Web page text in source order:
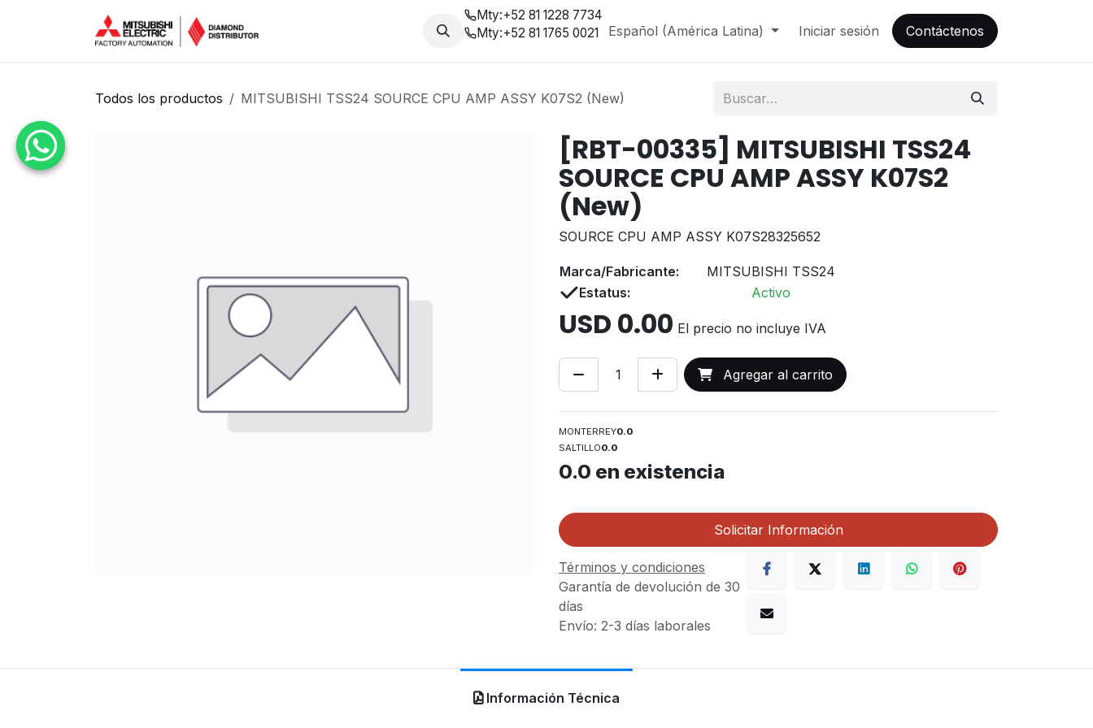
Nosotros Blog
Mty:+52 81 1228 7734
Mty:+52 81 1765 0021 Español (América Latina) Iniciar sesión Contáctenos
Todos los productos MITSUBISHI TSS24 SOURCE CPU AMP ASSY K07S2 (New)
[RBT-00335] MITSUBISHI TSS24
SOURCE CPU AMP ASSY K07S2
(New)
SOURCE CPU AMP ASSY K07S28325652
Marca/Fabricante:
MITSUBISHI TSS24
Estatus:
Activo
USD 0.00 El precio no incluye IVA
Agregar al carrito
MONTERREY0.0
SALTILLO0.0
0.0 en existencia
Solicitar Información
Términos y condiciones
Garantía de devolución de 30
días
Envío: 2-3 días laborales
Información Técnica